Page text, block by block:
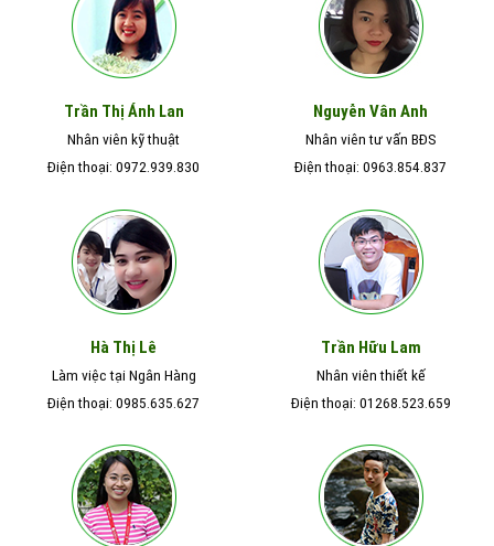
Trần Thị Ánh Lan
Nhân viên kỹ thuật
Điện thoại: 0972.939.830
Nguyễn Vân Anh
Nhân viên tư vấn BĐS
Điện thoại: 0963.854.837
Hà Thị Lê
Làm việc tại Ngân Hàng
Điện thoại: 0985.635.627
Trần Hữu Lam
Nhân viên thiết kế
Điện thoại: 01268.523.659